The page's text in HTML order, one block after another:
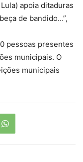
apoia ditaduras
de bandido…”,
pessoas presentes
municipais. O
municipais